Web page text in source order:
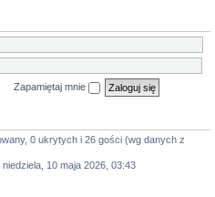
Zapamiętaj mnie
0 ukrytych i 26 gości (wg danych z
niedziela, 10 maja 2026, 03:43